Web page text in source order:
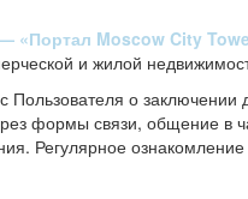
Moscow City
и жилой
о
формы связи, общение в
Регулярное